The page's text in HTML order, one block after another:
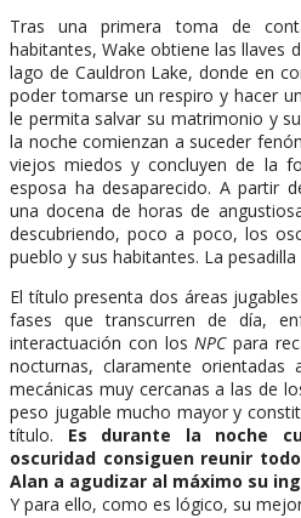
Tras una primera toma de
habitantes, Wake obtiene las llaves
lago de Cauldron Lake, donde en
poder tomarse un respiro y hacer
le permita salvar su matrimonio y
la noche comienzan a suceder
viejos miedos y concluyen de la
esposa ha desaparecido. A partir
una docena de horas de
descubriendo, poco a poco, los
pueblo y sus habitantes. La
El título presenta dos áreas
fases que transcurren de día,
interactuación con losNPCpara
nocturnas, claramente
mecánicas muy cercanas a las de
peso jugable mucho mayor y
título. Es durante la noche
oscuridad consiguen reunir
Alan a agudizar al máximo su
Y para ello, como es lógico, su